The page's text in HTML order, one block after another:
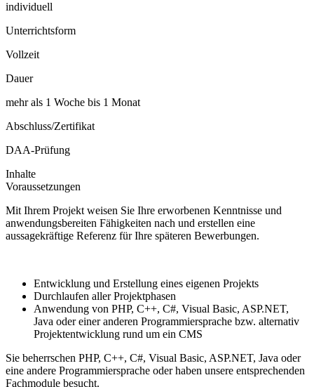
individuell
Unterrichtsform
Vollzeit
Dauer
mehr als 1 Woche bis 1 Monat
Abschluss/Zertifikat
DAA-Prüfung
Inhalte
Voraussetzungen
Mit Ihrem Projekt weisen Sie Ihre erworbenen Kenntnisse und
anwendungsbereiten Fähigkeiten nach und erstellen eine
aussagekräftige Referenz für Ihre späteren Bewerbungen.
Entwicklung und Erstellung eines eigenen Projekts
Durchlaufen aller Projektphasen
Anwendung von PHP, C++, C#, Visual Basic, ASP.NET,
Java oder einer anderen Programmiersprache bzw. alternativ
Projektentwicklung rund um ein CMS
Sie beherrschen PHP, C++, C#, Visual Basic, ASP.NET, Java oder
eine andere Programmiersprache oder haben unsere entsprechenden
Fachmodule besucht.